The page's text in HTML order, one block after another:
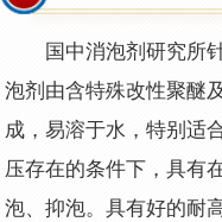
国中消泡剂研究所针
泡剂由含特殊改性聚醚
成，易溶于水，特别适
压存在的条件下，具有
泡、抑泡。具有好的耐